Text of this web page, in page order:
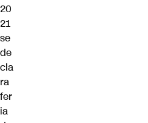
20
21
se
de
cla
ra
fer
ia